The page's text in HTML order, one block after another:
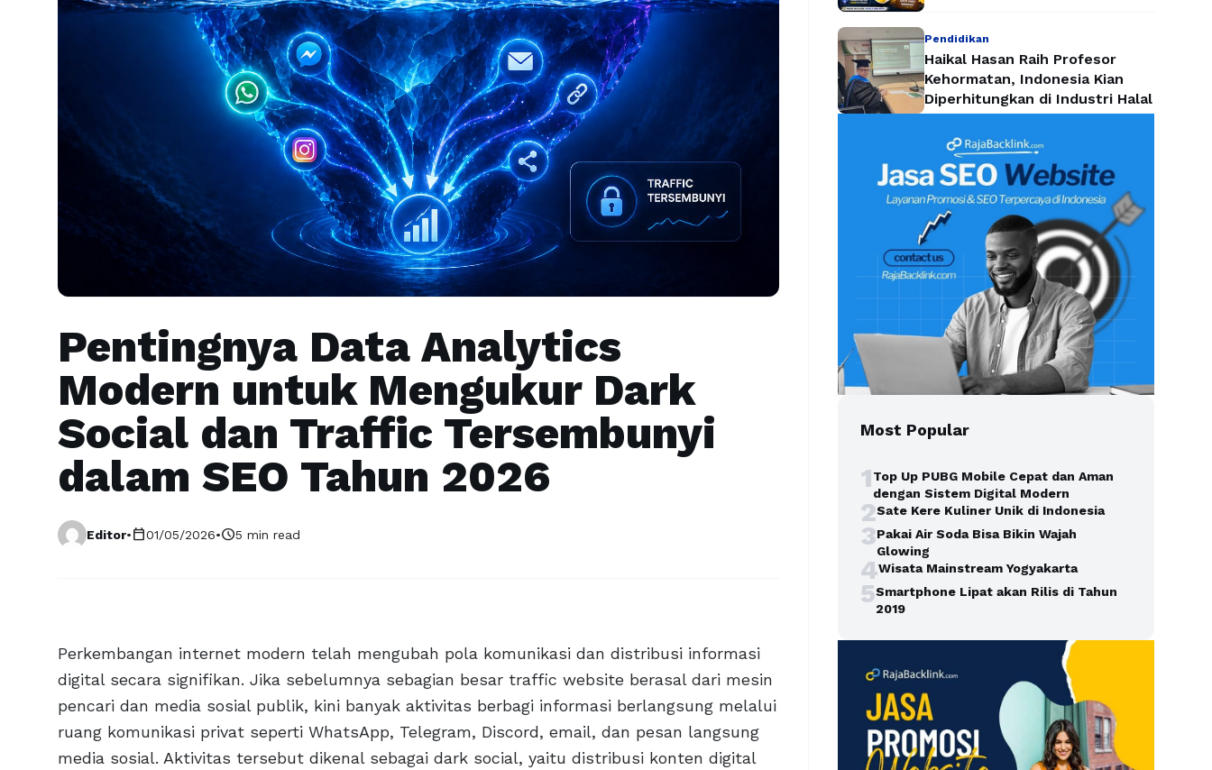
Pentingnya Data Analytics
Modern untuk Mengukur Dark
Social dan Traffic Tersembunyi
dalam SEO Tahun 2026
Editor•calendar_today01/05/2026•schedule5 min read
Perkembangan internet modern telah mengubah pola komunikasi dan distribusi informasi
digital secara signifikan. Jika sebelumnya sebagian besar traffic website berasal dari mesin
pencari dan media sosial publik, kini banyak aktivitas berbagi informasi berlangsung melalui
ruang komunikasi privat seperti WhatsApp, Telegram, Discord, email, dan pesan langsung
media sosial. Aktivitas tersebut dikenal sebagai dark social, yaitu distribusi konten digital
Pendidikan
Haikal Hasan Raih Profesor
Kehormatan, Indonesia Kian
Diperhitungkan di Industri Halal
Most Popular
1Top Up PUBG Mobile Cepat dan Aman
dengan Sistem Digital Modern
2Sate Kere Kuliner Unik di Indonesia
3Pakai Air Soda Bisa Bikin Wajah
Glowing
4Wisata Mainstream Yogyakarta
5Smartphone Lipat akan Rilis di Tahun
2019